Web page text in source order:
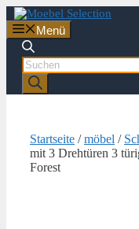
Zum
Inhalt
springen
Menü
Products
search
Startseite /möbel /
mit 3 Drehtüren 3
Forest